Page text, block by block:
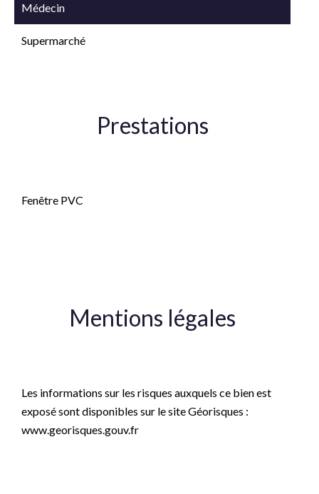
Médecin
Supermarché
Prestations
Fenêtre PVC
Mentions légales
Les informations sur les risques auxquels ce bien est
exposé sont disponibles sur le site Géorisques :
www.georisques.gouv.fr